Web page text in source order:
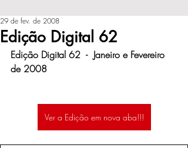
Edição Digital 62
29 de fev. de 2008
Edição Digital 62  -  Janeiro e Fevereiro
de 2008
Ver a Edição em nova aba!!!